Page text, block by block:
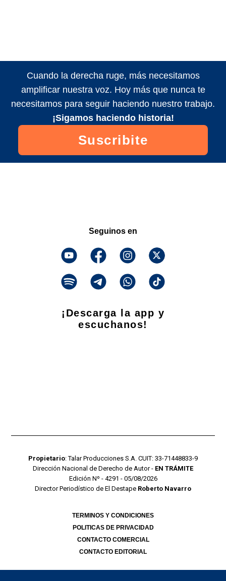
Cuando la derecha ruge, más necesitamos
amplificar nuestra voz. Hoy más que nunca te
necesitamos para seguir haciendo nuestro trabajo.
¡Sigamos haciendo historia!
Suscribite
Seguinos en
¡Descarga la app y
escuchanos!
Propietario: Talar Producciones S.A. CUIT: 33-71448833-9
Dirección Nacional de Derecho de Autor - EN TRÁMITE
Edición Nº - 4291 - 05/08/2026
Director Periodístico de El Destape Roberto Navarro
TERMINOS Y CONDICIONES
POLITICAS DE PRIVACIDAD
CONTACTO COMERCIAL
CONTACTO EDITORIAL